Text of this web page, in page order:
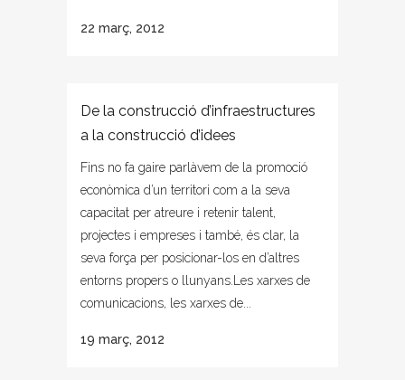
22 març, 2012
De la construcció d’infraestructures
a la construcció d’idees
Fins no fa gaire parlàvem de la promoció
econòmica d’un territori com a la seva
capacitat per atreure i retenir talent,
projectes i empreses i també, és clar, la
seva força per posicionar-los en d’altres
entorns propers o llunyans.Les xarxes de
comunicacions, les xarxes de...
19 març, 2012